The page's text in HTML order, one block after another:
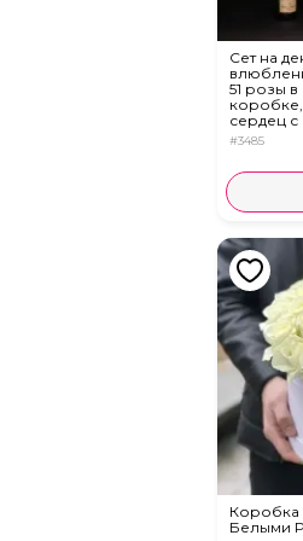
Сет на
51 розы в
коробке,
сердец с
и Moet
#3485
Коробка
Белыми